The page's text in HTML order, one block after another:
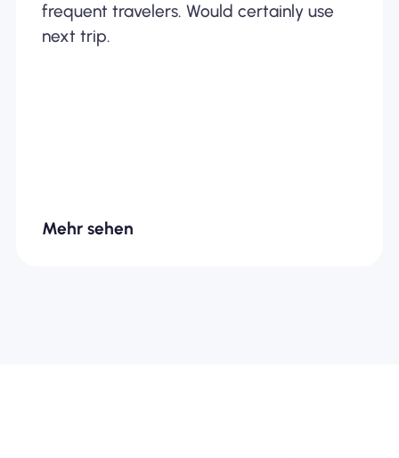
frequent travelers. Would certainly use
next trip.
Mehr sehen